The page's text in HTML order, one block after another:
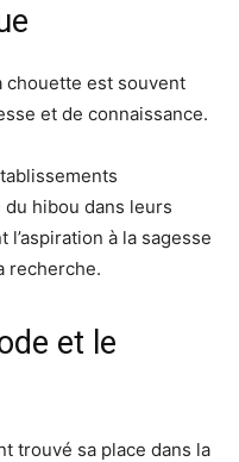
chouette est souvent
et de connaissance.
du hibou dans leurs
à la sagesse
recherche.
et le
trouvé sa place dans la